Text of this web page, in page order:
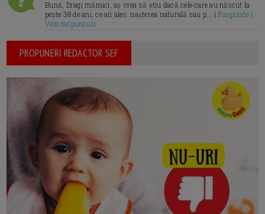
Bună, Dragi mămici, aș vrea să știu dacă cele care au născut la
peste 38 de ani, ce ați ales: nașterea naturală sau p... |Raspunde |
Vezi raspunsuri
PROPUNERI REDACTOR SEF